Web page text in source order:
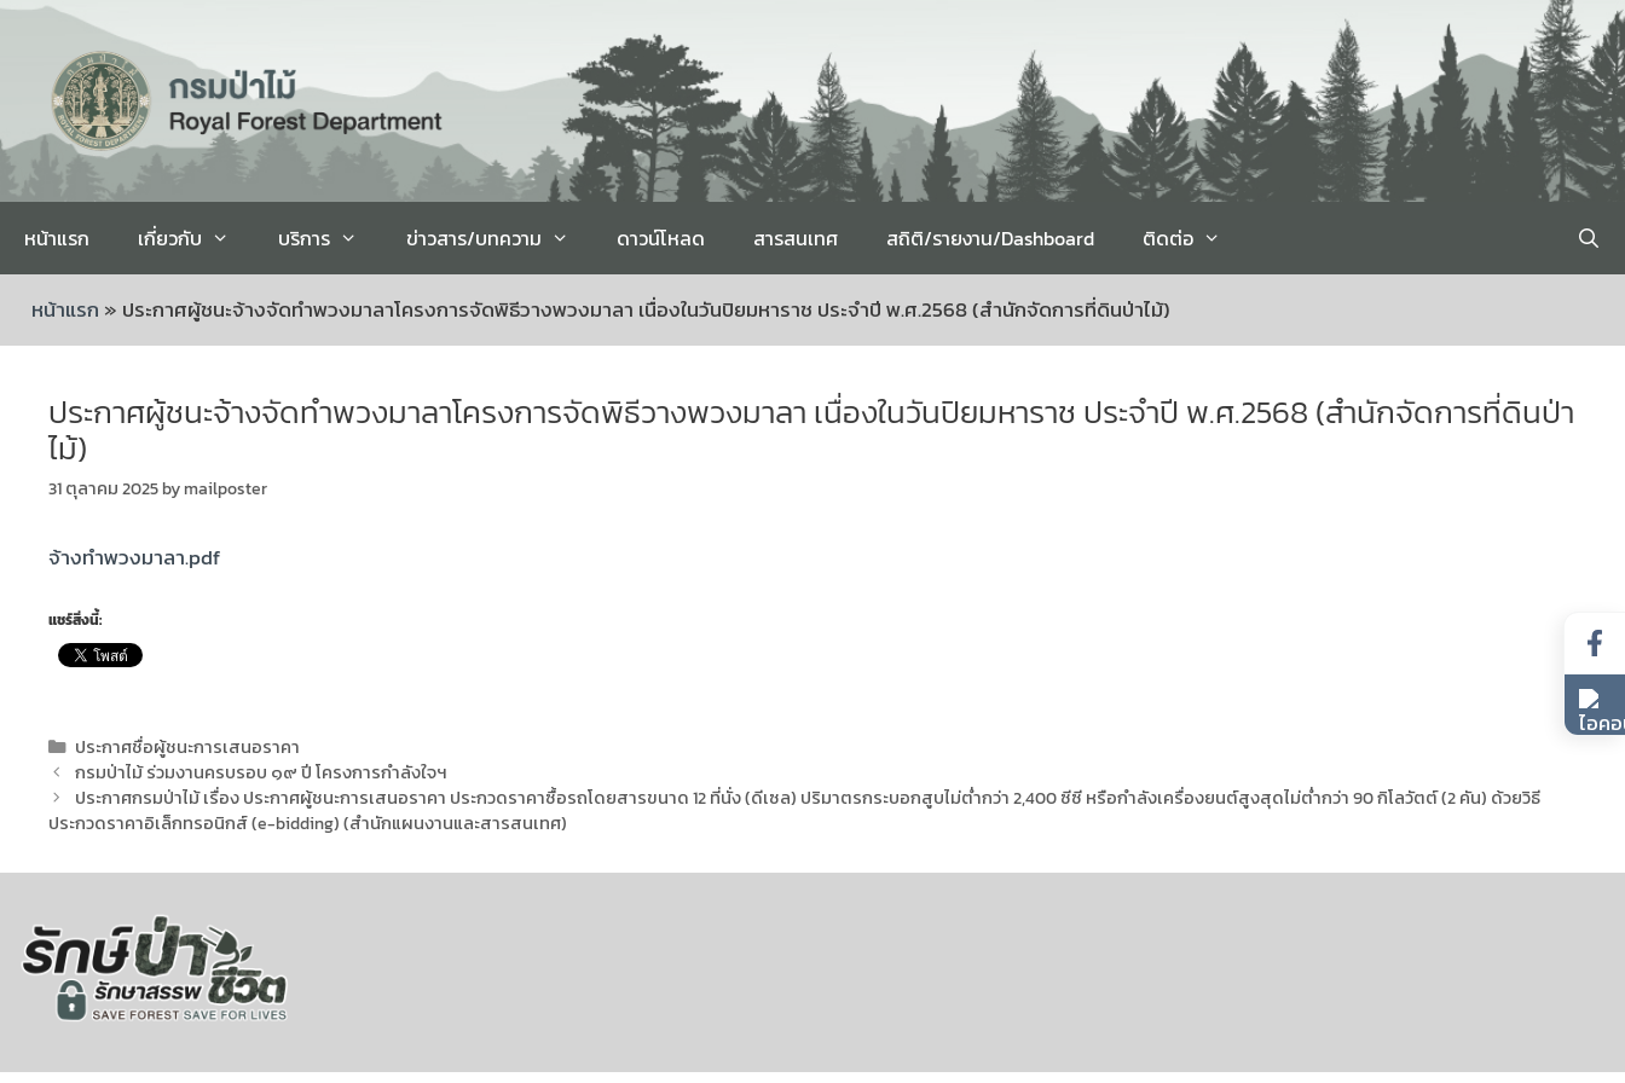
หน้าแรก เกี่ยวกับ บริการ ข่าวสาร/บทความ ดาวน์โหลด สารสนเทศ สถิติ/รายงาน/Dashboard ติดต่อ
หน้าแรก » ประกาศผู้ชนะจ้างจัดทำพวงมาลาโครงการจัดพิธีวางพวงมาลา เนื่องในวันปิยมหาราช ประจำปี พ.ศ.2568 (สำนักจัดการที่ดินป่าไม้)
ประกาศผู้ชนะจ้างจัดทำพวงมาลาโครงการจัดพิธีวางพวงมาลา เนื่องในวันปิยมหาราช ประจำปี พ.ศ.2568 (สำนักจัดการที่ดินป่า
ไม้)
31 ตุลาคม 2025bymailposter
จ้างทำพวงมาลา.pdf
แชร์สิ่งนี้:
ประกาศชื่อผู้ชนะการเสนอราคา
กรมป่าไม้ ร่วมงานครบรอบ ๑๙ ปี โครงการกำลังใจฯ
ประกาศกรมป่าไม้ เรื่อง ประกาศผู้ชนะการเสนอราคา ประกวดราคาซื้อรถโดยสารขนาด 12 ที่นั่ง (ดีเซล) ปริมาตรกระบอกสูบไม่ต่ำกว่า 2,400 ซีซี หรือกำลังเครื่องยนต์สูงสุดไม่ต่ำกว่า 90 กิโลวัตต์ (2 คัน) ด้วยวิธี
ประกวดราคาอิเล็กทรอนิกส์ (e-bidding) (สำนักแผนงานและสารสนเทศ)